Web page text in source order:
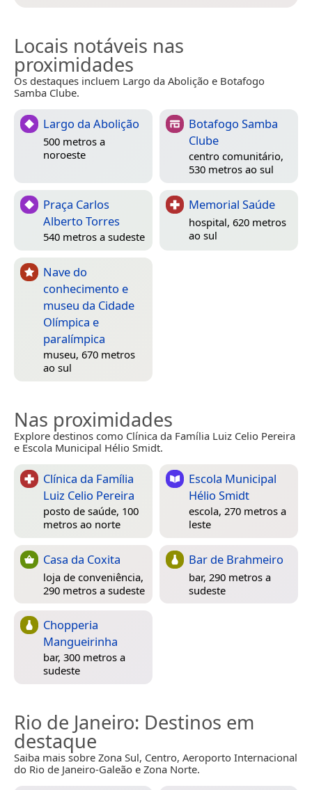
Locais notáveis nas
proximidades
Os destaques incluem Largo da Abolição e Botafogo
Samba Clube.
Largo da Abolição
500 metros a
noroeste
Botafogo Samba
Clube
centro comunitário,
530 metros ao sul
Praça Carlos
Alberto Torres
540 metros a sudeste
Memorial Saúde
hospital, 620 metros
ao sul
Nave do
conhecimento e
museu da Cidade
Olímpica e
paralímpica
museu, 670 metros
ao sul
Nas proximidades
Explore destinos como Clínica da Família Luiz Celio Pereira
e Escola Municipal Hélio Smidt.
Clínica da Família
Luiz Celio Pereira
posto de saúde, 100
metros ao norte
Escola Municipal
Hélio Smidt
escola, 270 metros a
leste
Casa da Coxita
loja de conveniência,
290 metros a sudeste
Bar de Brahmeiro
bar, 290 metros a
sudeste
Chopperia
Mangueirinha
bar, 300 metros a
sudeste
Rio de Janeiro: Destinos em
destaque
Saiba mais sobre Zona Sul, Centro, Aeroporto Internacional
do Rio de Janeiro-Galeão e Zona Norte.